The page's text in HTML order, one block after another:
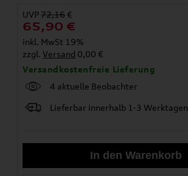
UVP72,16 €
65,90 €
inkl. MwSt 19%
zzgl.Versand 0,00 €
Versandkostenfreie Lieferung
4 aktuelle Beobachter
Lieferbar innerhalb 1-3 Werktagen